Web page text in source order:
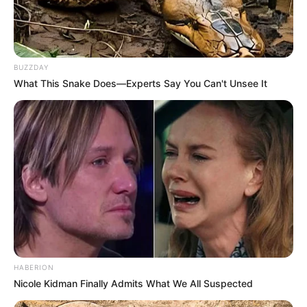
LIHAT ARTIKEL LAINNYA
BUZZDAY
What This Snake Does—Experts Say You Can't Unsee It
HABERION
Nicole Kidman Finally Admits What We All Suspected